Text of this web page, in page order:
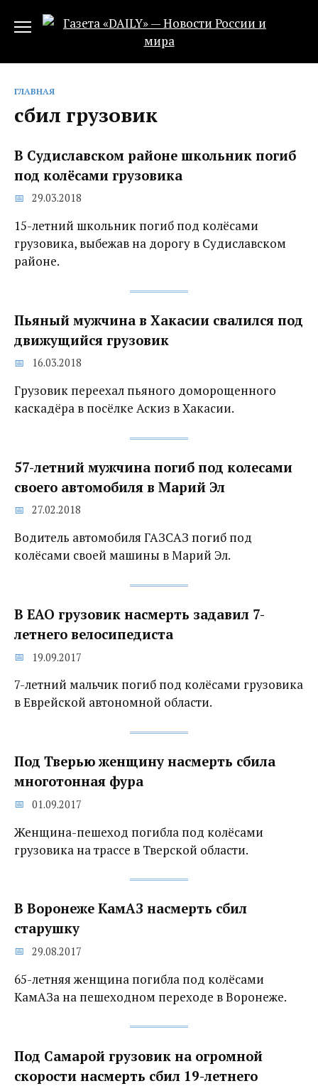
ГЛАВНАЯ
сбил грузовик
В Судиславском районе школьник погиб
под колёсами грузовика
29.03.2018
15-летний школьник погиб под колёсами
грузовика, выбежав на дорогу в Судиславском
районе.
Пьяный мужчина в Хакасии свалился под
движущийся грузовик
16.03.2018
Грузовик переехал пьяного доморощенного
каскадёра в посёлке Аскиз в Хакасии.
57-летний мужчина погиб под колесами
своего автомобиля в Марий Эл
27.02.2018
Водитель автомобиля ГАЗСАЗ погиб под
колёсами своей машины в Марий Эл.
В ЕАО грузовик насмерть задавил 7-
летнего велосипедиста
19.09.2017
7-летний мальчик погиб под колёсами грузовика
в Еврейской автономной области.
Под Тверью женщину насмерть сбила
многотонная фура
01.09.2017
Женщина-пешеход погибла под колёсами
грузовика на трассе в Тверской области.
В Воронеже КамАЗ насмерть сбил
старушку
29.08.2017
65-летняя женщина погибла под колёсами
КамАЗа на пешеходном переходе в Воронеже.
Под Самарой грузовик на огромной
скорости насмерть сбил 19-летнего